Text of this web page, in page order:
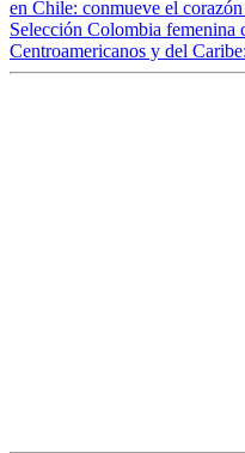
en Chile: conmueve el
Selección Colombia femenina
Centroamericanos y del